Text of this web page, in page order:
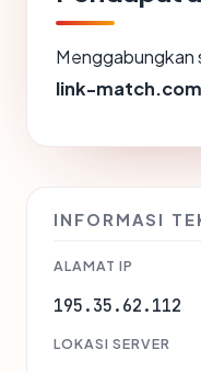
Menggabungkan
link-match.com
INFORMASI
ALAMAT IP
195.35.62.112
LOKASI SERVER